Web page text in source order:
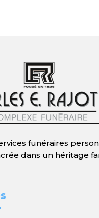
funéraires
dans un héritage